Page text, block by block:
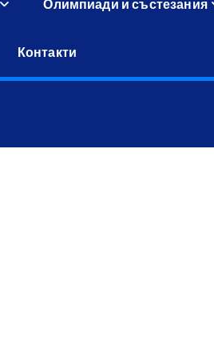
Олимпиади и състезания
Контакти